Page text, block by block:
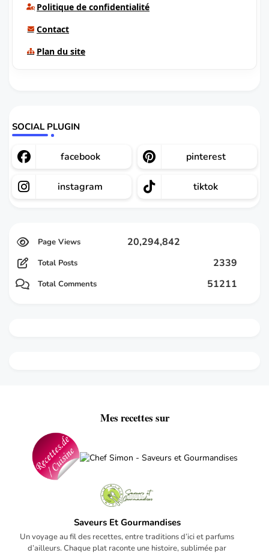
Politique de confidentialité
Contact
Plan du site
SOCIAL PLUGIN
facebook pinterest
instagram tiktok
20,294,842
Total Posts 2339
Total Comments 51211
Mes recettes sur
Saveurs Et Gourmandises
Un voyage au fil des recettes, entre traditions d’ici et parfums
d’ailleurs. Chaque plat raconte une histoire, sublimée par